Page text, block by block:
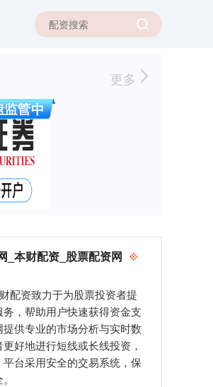
更多
_本财配资_股票配资网
配资致力于为股票投资者提
，帮助用户快速获得资金支
供专业的市场分析与实时数
好地进行短线或长线投资，
台采用安全的交易系统，保